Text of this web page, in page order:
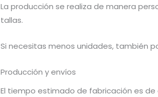
La producción se realiza de manera
tallas.
Si necesitas menos unidades, también
Producción y envíos
El tiempo estimado de fabricación es